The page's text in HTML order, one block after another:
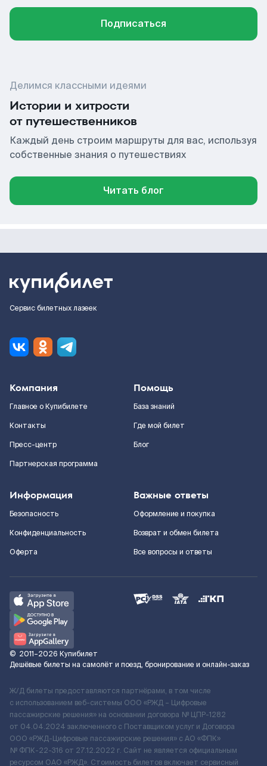
Подписаться
Делимся классными идеями
Истории и хитрости
от путешественников
Каждый день строим маршруты для вас, используя
собственные знания о путешествиях
Читать блог
Сервис билетных лазеек
Компания
Главное о Купибилете
Контакты
Пресс-центр
Партнерская программа
Помощь
База знаний
Где мой билет
Блог
Информация
Безопасность
Конфиденциальность
Оферта
Важные ответы
Оформление и покупка
Возврат и обмен билета
Все вопросы и ответы
© 2011–2026 Купибилет
Дешёвые билеты на самолёт и поезд, бронирование и онлайн-заказ
Ж/Д билеты предоставляются партнёрами, в том числе
с использованием веб-системы ООО «РЖД – Цифровые
пассажирские решения» на основании договора № ЦПР-1282
от 04.04.2024 заключенного с Поставщиком услуг и Договора
ООО «РЖД-Цифровые пассажирские решения» c АО «ФПК»
№ ФПК-22-316 от 27.12.2022 г. Сайт не является официальным
ресурсом ОАО «РЖД». Стоимость билетов включает сервисный